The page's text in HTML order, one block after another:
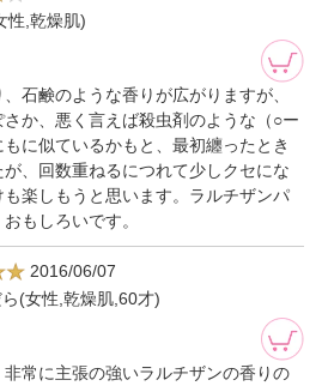
性,乾燥肌)
石鹸のような香りが広がりますが、
か、悪く言えば殺虫剤のような（○ー
に似ているかもと、最初纏ったとき
、回数重ねるにつれて少しクセにな
楽しもうと思います。ラルチザンパ
もしろいです。
2016/06/07
(女性,乾燥肌,60才)
常に主張の強いラルチザンの香りの